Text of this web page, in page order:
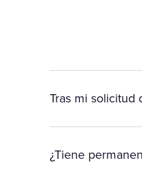
Tras mi solicitud
¿Tiene